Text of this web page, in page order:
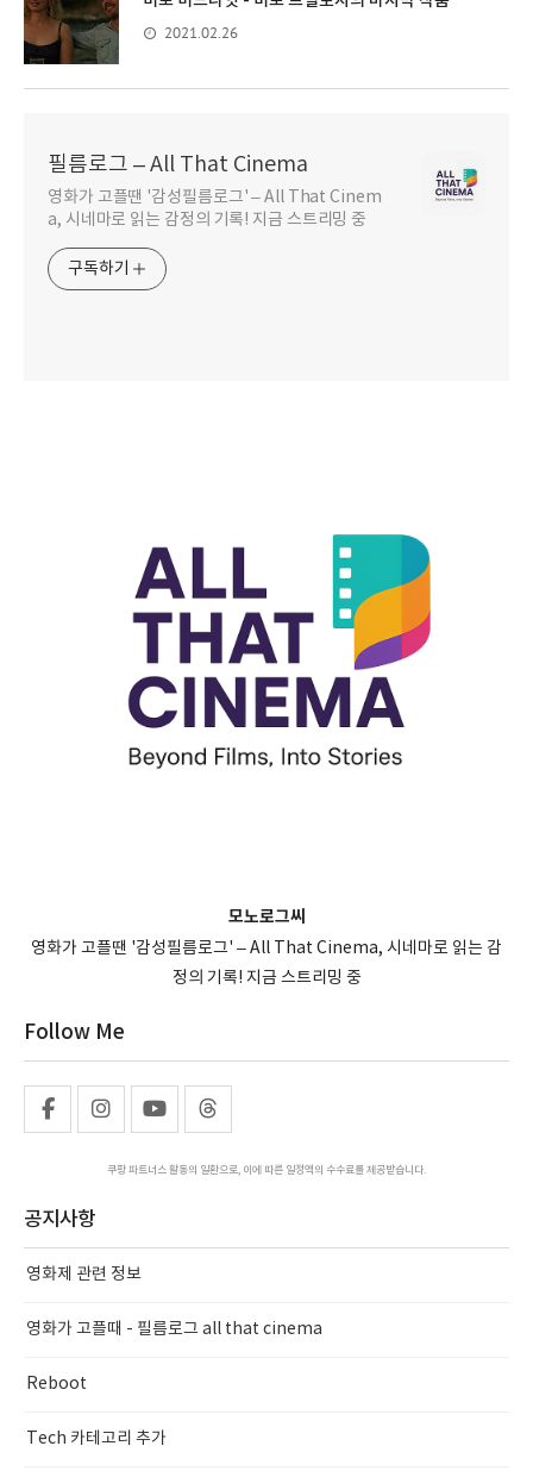
2021.02.26
필름로그 – All That Cinema
영화가 고플땐 '감성필름로그' – All That Cinem
a, 시네마로 읽는 감정의 기록! 지금 스트리밍 중
구독하기
모노로그씨
영화가 고플땐 '감성필름로그' – All That Cinema, 시네마로 읽는 감
정의 기록! 지금 스트리밍 중
Follow Me
쿠팡 파트너스 활동의 일환으로, 이에 따른 일정액의 수수료를 제공받습니다.
공지사항
영화제 관련 정보
영화가 고플때 - 필름로그 all that cinema
Reboot
Tech 카테고리 추가